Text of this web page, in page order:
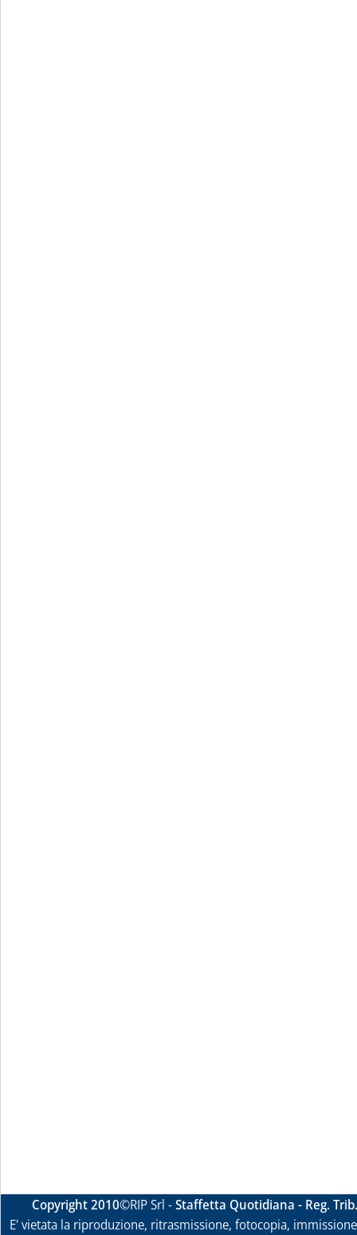
Copyright 2010©RIP Srl -Staffetta Quotidiana - Reg.
E' vietata la riproduzione, ritrasmissione, fotocopia,